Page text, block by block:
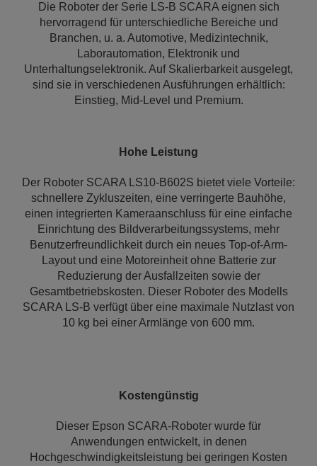
Die Roboter der Serie LS-B SCARA eignen sich
hervorragend für unterschiedliche Bereiche und
Branchen, u. a. Automotive, Medizintechnik,
Laborautomation, Elektronik und
Unterhaltungselektronik. Auf Skalierbarkeit ausgelegt,
sind sie in verschiedenen Ausführungen erhältlich:
Einstieg, Mid-Level und Premium.
Hohe Leistung
Der Roboter SCARA LS10-B602S bietet viele Vorteile:
schnellere Zykluszeiten, eine verringerte Bauhöhe,
einen integrierten Kameraanschluss für eine einfache
Einrichtung des Bildverarbeitungssystems, mehr
Benutzerfreundlichkeit durch ein neues Top-of-Arm-
Layout und eine Motoreinheit ohne Batterie zur
Reduzierung der Ausfallzeiten sowie der
Gesamtbetriebskosten. Dieser Roboter des Modells
SCARA LS-B verfügt über eine maximale Nutzlast von
10 kg bei einer Armlänge von 600 mm.
Kostengünstig
Dieser Epson SCARA-Roboter wurde für
Anwendungen entwickelt, in denen
Hochgeschwindigkeitsleistung bei geringen Kosten